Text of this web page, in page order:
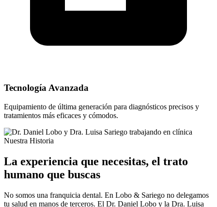
Tecnología Avanzada
Equipamiento de última generación para diagnósticos precisos y
tratamientos más eficaces y cómodos.
Nuestra Historia
La experiencia que necesitas, el trato
humano que buscas
No somos una franquicia dental. En Lobo & Sariego no delegamos
tu salud en manos de terceros. El Dr. Daniel Lobo y la Dra. Luisa